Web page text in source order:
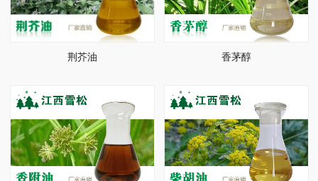
荆芥油 香茅醇